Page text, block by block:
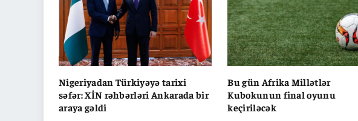
Nigeriyadan Türkiyəyə tarixi
səfər: XİN rəhbərləri Ankarada bir
araya gəldi
Bu gün Afrika Millətlər
Kubokunun final oyunu
keçiriləcək